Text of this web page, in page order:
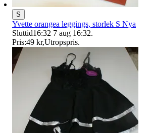
S
Yvette orangea leggings, storlek S Nya
Sluttid16:32 7 aug 16:32.
Pris:49 kr,Utropspris.